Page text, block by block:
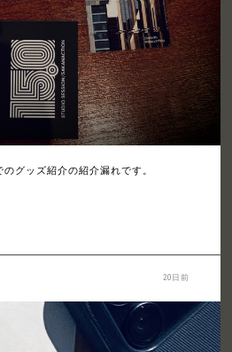
グッズ紹介の紹介漏れです。
20日前